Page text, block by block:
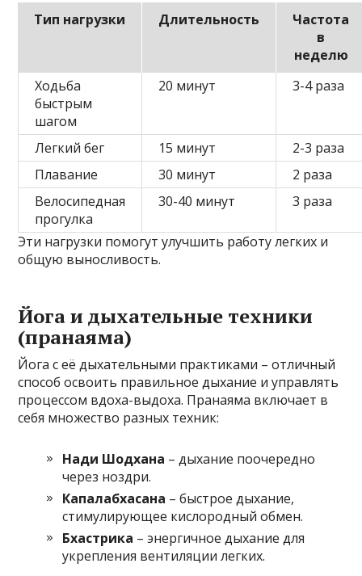
Тип нагрузки Длительность
Частота
в
неделю
Ходьба
быстрым
шагом
20 минут 3-4 раза
Легкий бег 15 минут
2-3 раза
Плавание
30 минут
2 раза
Велосипедная
прогулка
30-40 минут 3 раза
Эти нагрузки помогут улучшить работу легких и
общую выносливость.
Йога и дыхательные техники
(пранаяма)
Йога с её дыхательными практиками – отличный
способ освоить правильное дыхание и управлять
процессом вдоха-выдоха. Пранаяма включает в
себя множество разных техник:
Нади Шодхана – дыхание поочередно
через ноздри.
Капалабхасана – быстрое дыхание,
стимулирующее кислородный обмен.
Бхастрика – энергичное дыхание для
укрепления вентиляции легких.